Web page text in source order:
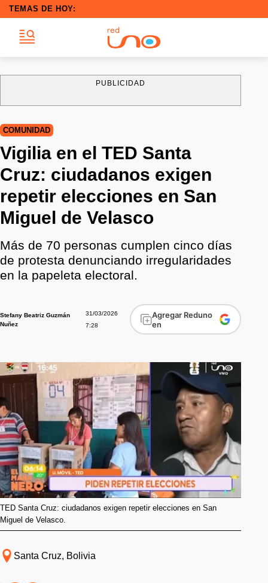
TEMAS DE HOY:
PUBLICIDAD
COMUNIDAD
Vigilia en el TED Santa
Cruz: ciudadanos exigen
repetir elecciones en San
Miguel de Velasco
Más de 70 personas cumplen cinco días
de protesta denunciando irregularidades
en la papeleta electoral.
Stefany Beatriz Guzmán
Nuñez
31/03/2026
7:28
Agregar Reduno
en
TED Santa Cruz: ciudadanos exigen repetir elecciones en San
Miguel de Velasco.
Santa Cruz, Bolivia